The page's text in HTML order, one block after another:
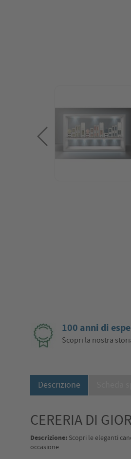
100 anni di
Scopri la nostra
Descrizione
CERERIA DI
Descrizione: Scopri le eleganti
occasione.